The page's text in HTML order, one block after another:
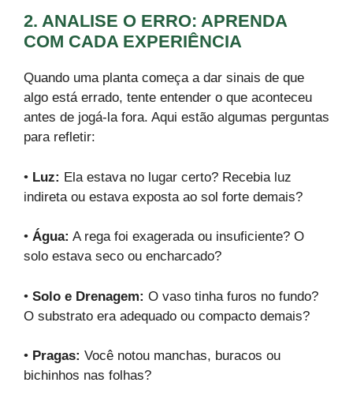
2. ANALISE O ERRO: APRENDA
COM CADA EXPERIÊNCIA
Quando uma planta começa a dar sinais de que
algo está errado, tente entender o que aconteceu
antes de jogá-la fora. Aqui estão algumas perguntas
para refletir:
• Luz: Ela estava no lugar certo? Recebia luz
indireta ou estava exposta ao sol forte demais?
• Água: A rega foi exagerada ou insuficiente? O
solo estava seco ou encharcado?
• Solo e Drenagem: O vaso tinha furos no fundo?
O substrato era adequado ou compacto demais?
• Pragas: Você notou manchas, buracos ou
bichinhos nas folhas?